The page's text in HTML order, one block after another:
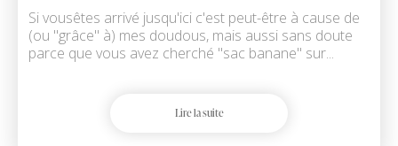
Si vousêtes arrivé jusqu'ici c'est peut-être à cause de
(ou "grâce" à) mes doudous, mais aussi sans doute
parce que vous avez cherché "sac banane" sur...
Lire la suite